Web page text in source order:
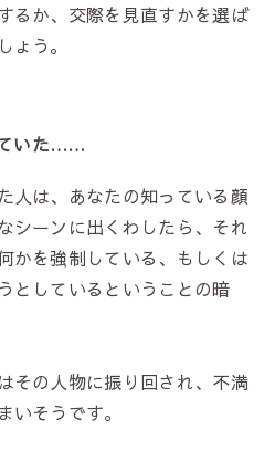
るか、交際を見直すかを選ば
う。
ていた……
人は、あなたの知っている顔
ーンに出くわしたら、それ
かを強制している、もしくは
としているということの暗
その人物に振り回され、不満
いそうです。